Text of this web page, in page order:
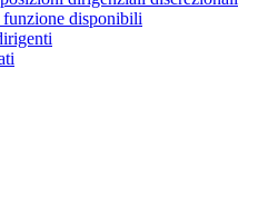
funzione disponibili